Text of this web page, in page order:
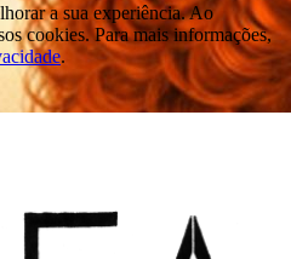
a sua experiência. Ao
cookies. Para mais informações,
.